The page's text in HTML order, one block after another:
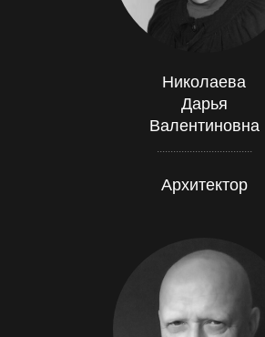
Николаева
Дарья
Валентиновна
...................................
Архитектор